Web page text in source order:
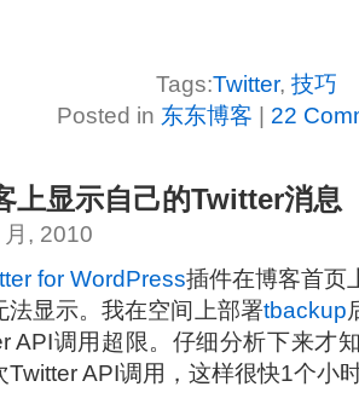
Tags:Twitter, 技巧
Posted in 东东博客 | 22
上显示自己的Twitter消息
, 2010
for WordPress插件在博客首页
法显示。我在空间上部署tbackup
API调用超限。仔细分析下来才
Twitter API调用，这样很快1个小